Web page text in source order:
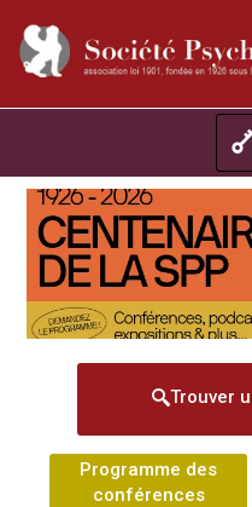
Trouver
Programme des
conférences